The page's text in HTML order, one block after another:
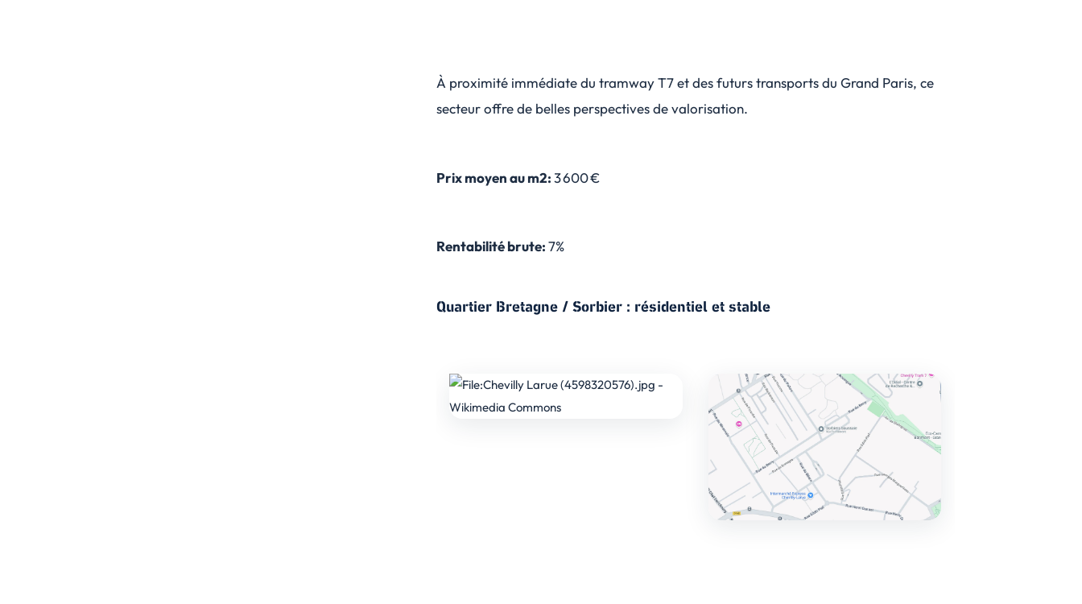
À proximité immédiate du tramway T7 et des futurs transports du Grand Paris, ce
secteur offre de belles perspectives de valorisation.
Prix moyen au m2:3 600 €
Rentabilité brute:7%
Quartier Bretagne / Sorbier : résidentiel et stable